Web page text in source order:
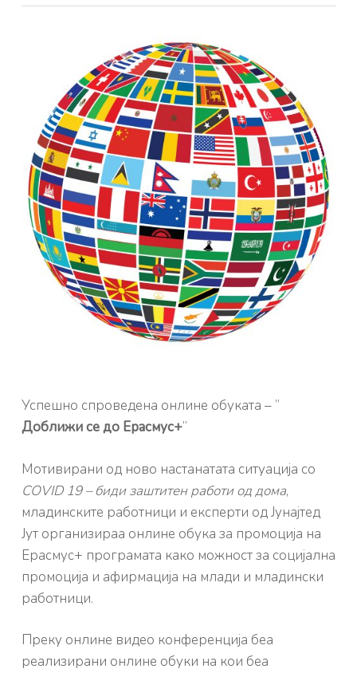
Успешно спроведена онлине обуката – ”
Доближи се до Ерасмус+”
Мотивирани од ново настанатата ситуација со
COVID 19 – биди заштитен работи од дома,
младинските работници и експерти од Јунајтед
Јут организираа онлине обука за промоција на
Ерасмус+ програмата како можност за социјална
промоција и афирмација на млади и младински
работници.
Преку онлине видео конференција беа
реализирани онлине обуки на кои беа